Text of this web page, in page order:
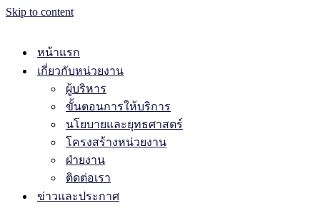
Skip to content
หน้าแรก
เกี่ยวกับหน่วยงาน
ผู้บริหาร
ขั้นตอนการให้บริการ
นโยบายและยุทธศาสตร์
โครงสร้างหน่วยงาน
ฝ่ายงาน
ติดต่อเรา
ข่าวและประกาศ